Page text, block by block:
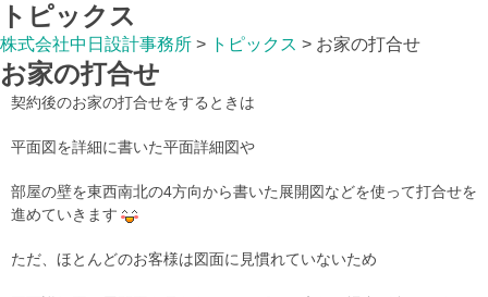
トピックス
株式会社中日設計事務所 > トピックス > お家の打合せ
お家の打合せ
契約後のお家の打合せをするときは
平面図を詳細に書いた平面詳細図や
部屋の壁を東西南北の4方向から書いた展開図などを使って打合せを
進めていきます
ただ、ほとんどのお客様は図面に見慣れていないため